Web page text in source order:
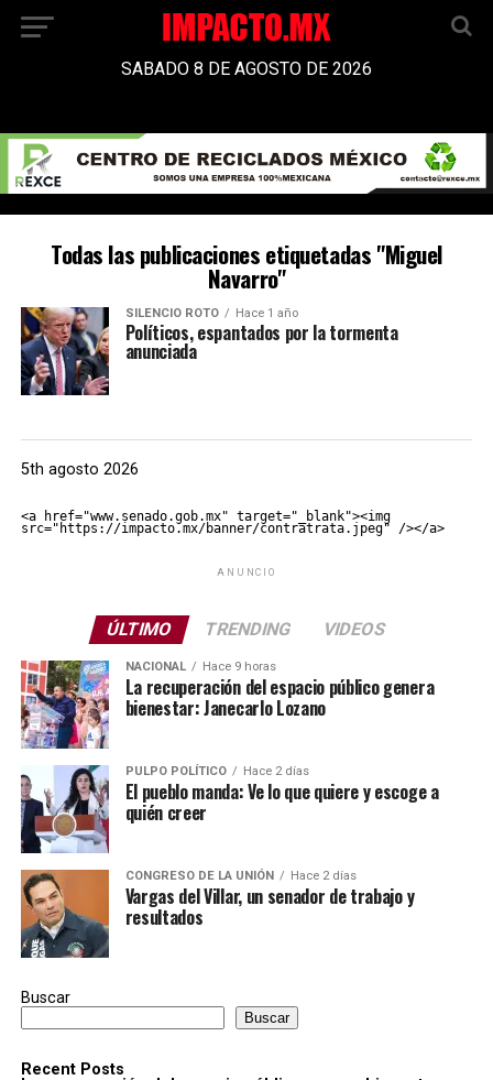
SABADO 8 DE AGOSTO DE 2026
Todas las publicaciones etiquetadas "Miguel
Navarro"
SILENCIO ROTO Hace 1 año
Políticos, espantados por la tormenta
anunciada
5th agosto 2026
<a href="www.senado.gob.mx" target="_blank"><img
src="https://impacto.mx/banner/contratrata.jpeg" /></a>
ANUNCIO
ÚLTIMO TRENDING VIDEOS
NACIONAL Hace 9 horas
La recuperación del espacio público genera
bienestar: Janecarlo Lozano
PULPO POLÍTICO Hace 2 días
El pueblo manda: Ve lo que quiere y escoge a
quién creer
CONGRESO DE LA UNIÓN Hace 2 días
Vargas del Villar, un senador de trabajo y
resultados
Buscar
Buscar
Recent Posts